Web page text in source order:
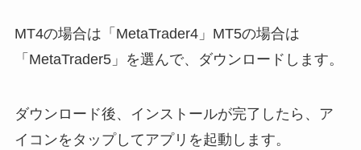
MT4の場合は「MetaTrader4」MT5の場合は
「MetaTrader5」を選んで、ダウンロードします。
ダウンロード後、インストールが完了したら、ア
イコンをタップしてアプリを起動します。